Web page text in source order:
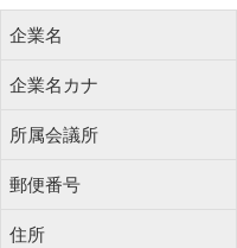
企業名
企業名カナ
所属会議所
郵便番号
住所